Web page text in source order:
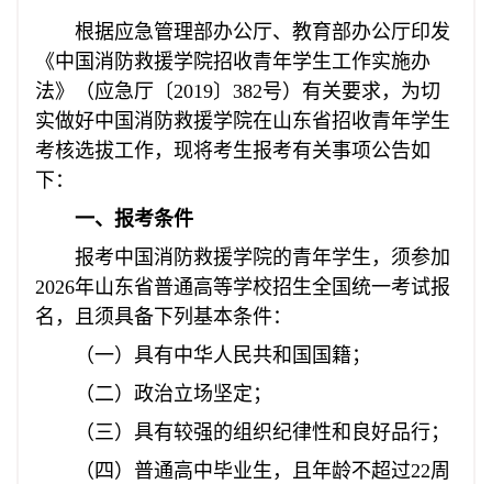
根据应急管理部办公厅、教育部办公厅印发
《中国消防救援学院招收青年学生工作实施办
法》（应急厅〔2019〕382号）有关要求，为切
实做好中国消防救援学院在山东省招收青年学生
考核选拔工作，现将考生报考有关事项公告如
下：
一、报考条件
报考中国消防救援学院的青年学生，须参加
2026年山东省普通高等学校招生全国统一考试报
名，且须具备下列基本条件：
（一）具有中华人民共和国国籍；
（二）政治立场坚定；
（三）具有较强的组织纪律性和良好品行；
（四）普通高中毕业生，且年龄不超过22周